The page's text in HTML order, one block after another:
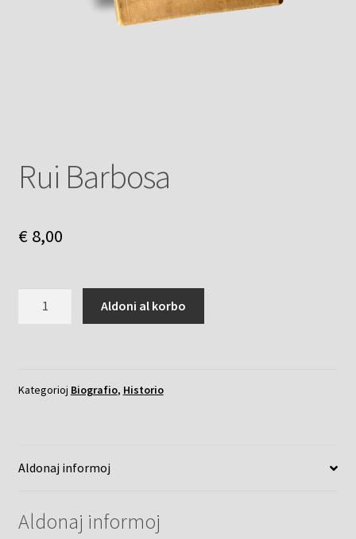
Rui Barbosa
€8,00
Aldoni al korbo
Kategorioj Biografio, Historio
Aldonaj informoj
Aldonaj informoj